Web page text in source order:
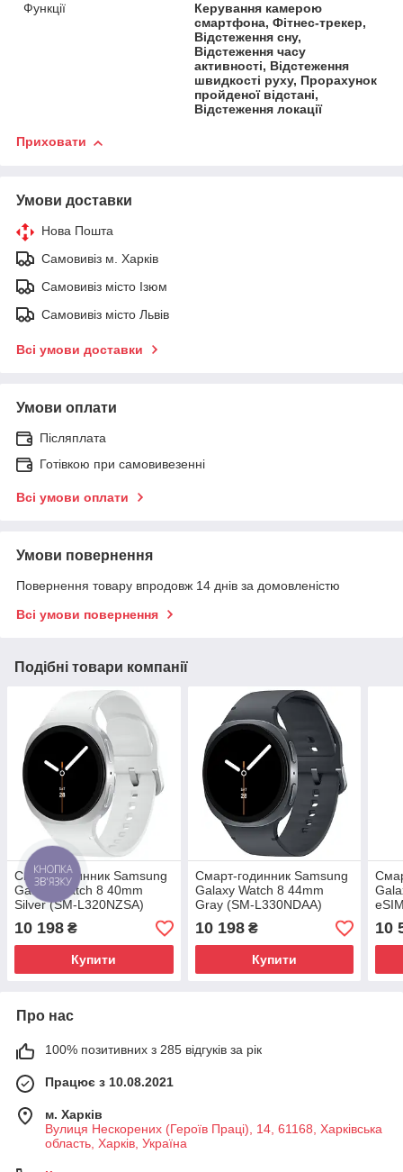
Функції
Керування камерою
смартфона, Фітнес-трекер,
Відстеження сну,
Відстеження часу
активності, Відстеження
швидкості руху, Прорахунок
пройденої відстані,
Відстеження локації
Приховати
Умови доставки
Нова Пошта
Самовивіз м. Харків
Самовивіз місто Ізюм
Самовивіз місто Львів
Всі умови доставки
Умови оплати
Післяплата
Готівкою при самовивезенні
Всі умови оплати
Умови повернення
Повернення товару впродовж 14 днів за домовленістю
Всі умови повернення
Подібні товари компанії
Смарт-годинник Samsung
Galaxy Watch 8 40mm
Silver (SM-L320NZSA)
10 198 ₴
Купити
Смарт-годинник Samsung
Galaxy Watch 8 44mm
Gray (SM-L330NDAA)
10 198₴
Купити
10
Про нас
100% позитивних з 285 відгуків за рік
Працює з 10.08.2021
м. Харків
Вулиця Нескорених (Героїв Праці), 14, 61168, Харківська
область, Харків, Україна
КНОПКА
ЗВ'ЯЗКУ